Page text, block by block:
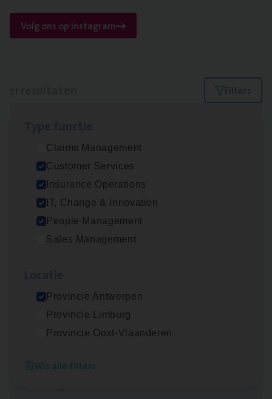
Volg ons op instagram
Filters
Claims Management
Customer Services
Insurance Operations
IT, Change & Innovation
People Management
Sales Management
Provincie Antwerpen
Provincie Limburg
Provincie Oost-Vlaanderen
Wis alle filters
Dos­sier­be­heer­der ver­ze­ke­rin­gen — Soci­al
Pro­fit en Public
Insurance Operations
Antwerpen
Insurance Operations
Beveren
Test Ana­lyst